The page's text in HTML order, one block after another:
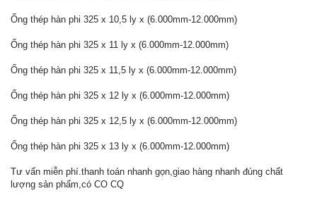
Ống thép hàn phi 325 x 10,5 ly x (6.000mm-12.000mm)
Ống thép hàn phi 325 x 11 ly x (6.000mm-12.000mm)
Ống thép hàn phi 325 x 11,5 ly x (6.000mm-12.000mm)
Ống thép hàn phi 325 x 12 ly x (6.000mm-12.000mm)
Ống thép hàn phi 325 x 12,5 ly x (6.000mm-12.000mm)
Ống thép hàn phi 325 x 13 ly x (6.000mm-12.000mm)
Tư vấn miễn phí.thanh toán nhanh gọn,giao hàng nhanh đúng chất
lượng sản phấm,có CO CQ